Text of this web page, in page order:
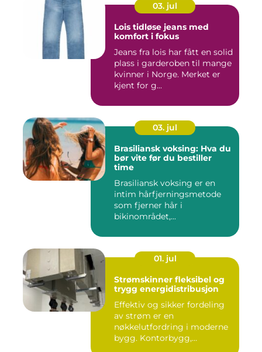
03. jul
Lois tidløse jeans med
komfort i fokus
Jeans fra lois har fått en solid
plass i garderoben til mange
kvinner i Norge. Merket er
kjent for g...
03. jul
Brasiliansk voksing: Hva du
bør vite før du bestiller
time
Brasiliansk voksing er en
intim hårfjerningsmetode
som fjerner hår i
bikinområdet,...
01. jul
Strømskinner fleksibel og
trygg energidistribusjon
Effektiv og sikker fordeling
av strøm er en
nøkkelutfordring i moderne
bygg. Kontorbygg,